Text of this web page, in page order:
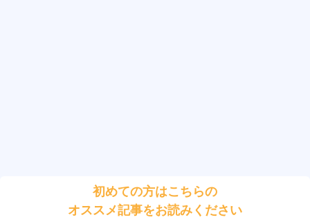
初めての方はこちらの
オススメ記事をお読みください